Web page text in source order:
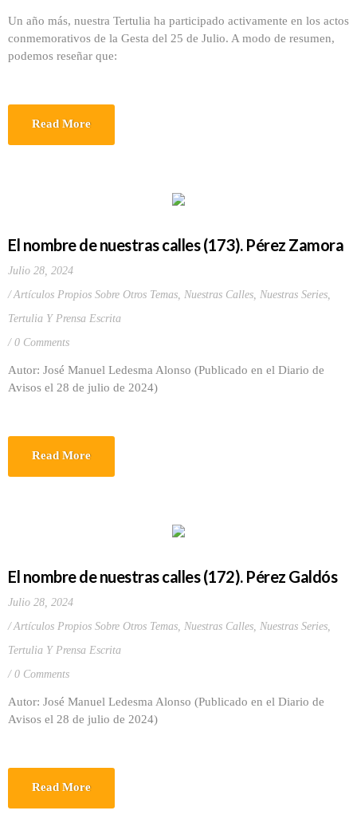
Un año más, nuestra Tertulia ha participado activamente en los actos
conmemorativos de la Gesta del 25 de Julio. A modo de resumen,
podemos reseñar que:
Read More
El nombre de nuestras calles (173). Pérez Zamora
Julio 28, 2024
Artículos Propios Sobre Otros Temas, Nuestras Calles, Nuestras Series,
Tertulia Y Prensa Escrita
0 Comments
Autor: José Manuel Ledesma Alonso (Publicado en el Diario de
Avisos el 28 de julio de 2024)
Read More
El nombre de nuestras calles (172). Pérez Galdós
Julio 28, 2024
Artículos Propios Sobre Otros Temas, Nuestras Calles, Nuestras Series,
Tertulia Y Prensa Escrita
0 Comments
Autor: José Manuel Ledesma Alonso (Publicado en el Diario de
Avisos el 28 de julio de 2024)
Read More